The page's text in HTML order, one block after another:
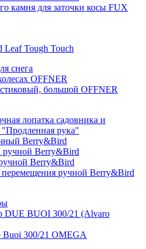
камня для заточки косы FUX
Leaf Tough Touch
снега
OFFNER
большой OFFNER
лопатка садовника и
рука"
Berry&Bird
ручной Berry&Bird
Berry&Bird
перемещения ручной Berry&Bird
DUE BUOI 300/21 (Alvaro
Buoi 300/21 OMEGA